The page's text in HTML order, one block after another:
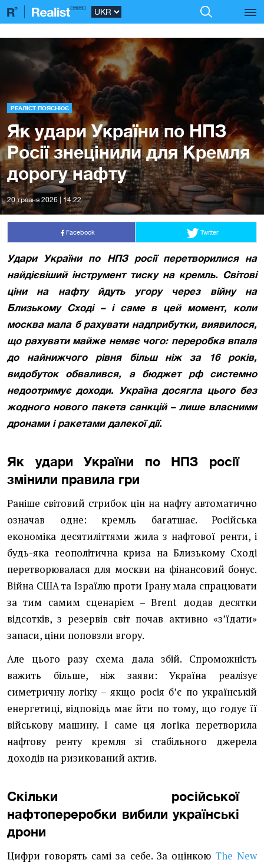
РЕАЛІСТ ПОЯСНЮЄ
Як удари України по НПЗ
Росії знецінили для Кремля
дорогу нафту
20 травня 2026 | 14:22
Facebook Twitter
Удари України по НПЗ росії перетворилися на
найдієвіший інструмент тиску на кремль. Світові
ціни на нафту йдуть угору через війну на
Близькому Сході – і саме в цей момент, коли
москва мала б рахувати надприбутки, виявилося,
що рахувати майже немає чого: переробка впала
до найнижчого рівня більш ніж за 16 років,
видобуток обвалився, а бюджет рф системно
недоотримує доходи. Україна досягла цього без
жодного нового пакета санкцій – лише власними
дронами і ракетами далекої дії.
Як удари України по НПЗ росії
змінили правила гри
Раніше світовий стрибок цін на нафту автоматично
означав одне: кремль багатшає. Російська
економіка десятиліттями жила з нафтової ренти, і
будь-яка геополітична криза на Близькому Сході
перетворювалася для москви на фінансовий бонус.
Війна США та Ізраїлю проти Ірану мала спрацювати
за тим самим сценарієм – Brent додав десятки
відсотків, з резервів світ почав активно «з’їдати»
запаси, ціни поповзли вгору.
Але цього разу схема дала збій. Спроможність
важить більше, ніж заяви: Україна реалізує
симетричну логіку – якщо росія б’є по українській
енергетиці, відповідь має йти по тому, що годує її
військову машину. І саме ця логіка перетворила
нафтову ренту кремля зі стабільного джерела
доходів на ризикований актив.
Скільки російської
нафтопереробки вибили українські
дрони
Цифри говорять самі за себе. За оцінкою The New